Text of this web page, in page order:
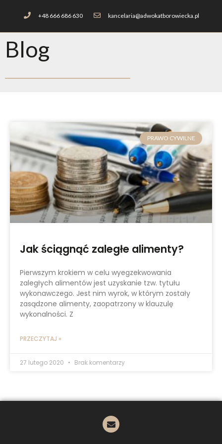
+48 666 686 630 kancelaria@adwokatborowiecka.pl
Blog
PRAWO CYWILNE
Jak ściągnąć zaległe alimenty?
Pierwszym krokiem w celu wyegzekwowania
zaległych alimentów jest uzyskanie tzw. tytułu
wykonawczego. Jest nim wyrok, w którym zostały
zasądzone alimenty, zaopatrzony w klauzulę
wykonalności. Z
PRZECZYTAJ »
27 lutego 2020 Brak komentarzy